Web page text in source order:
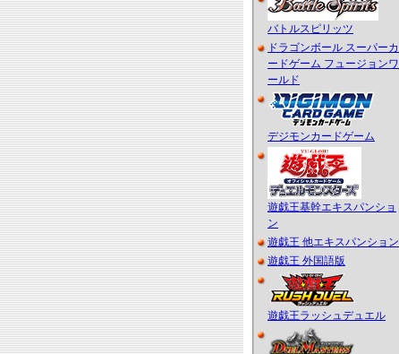
バトルスピリッツ
ドラゴンボール スーパーカ
ードゲーム フュージョンワ
ールド
デジモンカードゲーム
遊戯王基幹エキスパンショ
ン
遊戯王 他エキスパンション
遊戯王 外国語版
遊戯王ラッシュデュエル